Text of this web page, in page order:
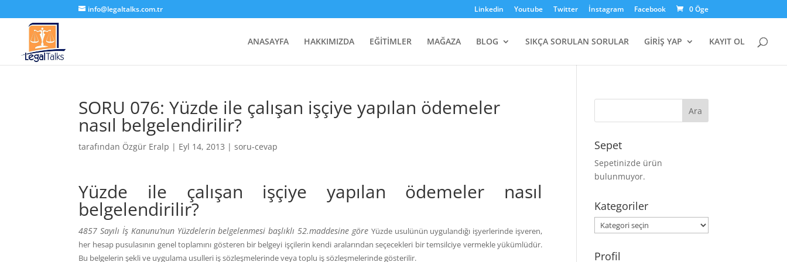
info@legaltalks.com.tr Linkedin Youtube Twitter İnstagram Facebook 0 Öge
ANASAYFA HAKKIMIZDA EĞİTİMLER MAĞAZA BLOG SIKÇA SORULAN SORULAR GİRİŞ YAP KAYIT OL
SORU 076: Yüzde ile çalışan işçiye yapılan ödemeler
nasıl belgelendirilir?
tarafından Özgür Eralp | Eyl 14, 2013 |soru-cevap
Yüzde ile çalışan işçiye yapılan ödemeler nasıl
belgelendirilir?
4857 Sayılı İş Kanunu’nun Yüzdelerin belgelenmesi başlıklı 52.maddesine göre Yüzde usulünün uygulandığı işyerlerinde işveren,
her hesap pusulasının genel toplamını gösteren bir belgeyi işçilerin kendi aralarından seçecekleri bir temsilciye vermekle yükümlüdür.
Bu belgelerin şekli ve uygulama usulleri iş sözleşmelerinde veya toplu iş sözleşmelerinde gösterilir.
Sepet
Sepetinizde ürün
bulunmuyor.
Kategoriler
Kategoriler
Profil